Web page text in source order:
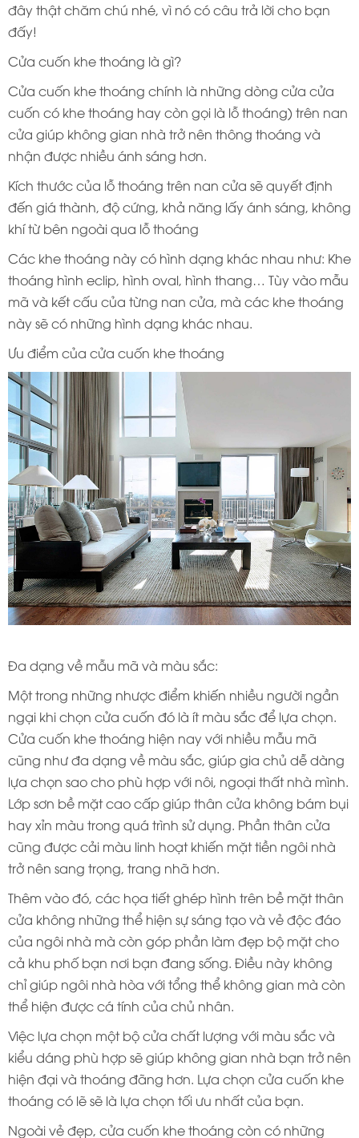
đây thật chăm chú nhé, vì nó có câu trả lời cho bạn
đấy!
Cửa cuốn khe thoáng là gì?
Cửa cuốn khe thoáng chính là những dòng cửa cửa
cuốn có khe thoáng hay còn gọi là lỗ thoáng) trên nan
cửa giúp không gian nhà trở nên thông thoáng và
nhận được nhiều ánh sáng hơn.
Kích thước của lỗ thoáng trên nan cửa sẽ quyết định
đến giá thành, độ cứng, khả năng lấy ánh sáng, không
khí từ bên ngoài qua lỗ thoáng
Các khe thoáng này có hình dạng khác nhau như: Khe
thoáng hình eclip, hình oval, hình thang… Tùy vào mẫu
mã và kết cấu của từng nan cửa, mà các khe thoáng
này sẽ có những hình dạng khác nhau.
Ưu điểm của cửa cuốn khe thoáng
Đa dạng về mẫu mã và màu sắc:
Một trong những nhược điểm khiến nhiều người ngần
ngại khi chọn cửa cuốn đó là ít màu sắc để lựa chọn.
Cửa cuốn khe thoáng hiện nay với nhiều mẫu mã
cũng như đa dạng về màu sắc, giúp gia chủ dễ dàng
lựa chọn sao cho phù hợp với nôi, ngoại thất nhà mình.
Lớp sơn bề mặt cao cấp giúp thân cửa không bám bụi
hay xỉn màu trong quá trình sử dụng. Phần thân cửa
cũng được cải màu linh hoạt khiến mặt tiền ngôi nhà
trở nên sang trọng, trang nhã hơn.
Thêm vào đó, các họa tiết ghép hình trên bề mặt thân
cửa không những thể hiện sự sáng tạo và vẻ độc đáo
của ngôi nhà mà còn góp phần làm đẹp bộ mặt cho
cả khu phố bạn nơi bạn đang sống. Điều này không
chỉ giúp ngôi nhà hòa với tổng thể không gian mà còn
thể hiện được cá tính của chủ nhân.
Việc lựa chọn một bộ cửa chất lượng với màu sắc và
kiểu dáng phù hợp sẽ giúp không gian nhà bạn trở nên
hiện đại và thoáng đãng hơn. Lựa chọn cửa cuốn khe
thoáng có lẽ sẽ là lựa chọn tối ưu nhất của bạn.
Ngoài vẻ đẹp, cửa cuốn khe thoáng còn có những